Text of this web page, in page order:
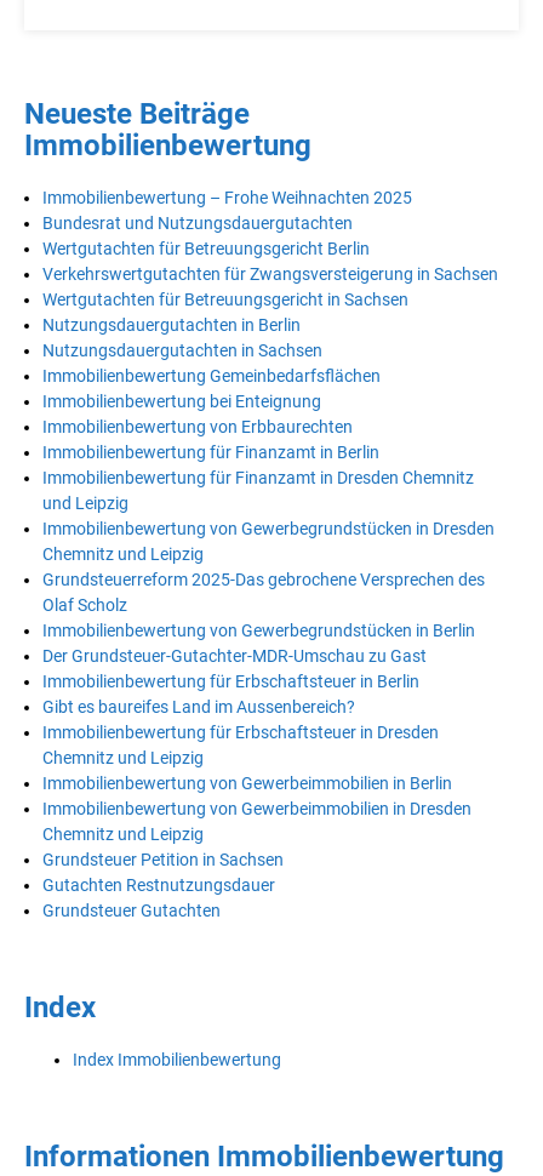
Neueste Beiträge
Immobilienbewertung
Immobilienbewertung – Frohe Weihnachten 2025
Bundesrat und Nutzungsdauergutachten
Wertgutachten für Betreuungsgericht Berlin
Verkehrswertgutachten für Zwangsversteigerung in Sachsen
Wertgutachten für Betreuungsgericht in Sachsen
Nutzungsdauergutachten in Berlin
Nutzungsdauergutachten in Sachsen
Immobilienbewertung Gemeinbedarfsflächen
Immobilienbewertung bei Enteignung
Immobilienbewertung von Erbbaurechten
Immobilienbewertung für Finanzamt in Berlin
Immobilienbewertung für Finanzamt in Dresden Chemnitz
und Leipzig
Immobilienbewertung von Gewerbegrundstücken in Dresden
Chemnitz und Leipzig
Grundsteuerreform 2025-Das gebrochene Versprechen des
Olaf Scholz
Immobilienbewertung von Gewerbegrundstücken in Berlin
Der Grundsteuer-Gutachter-MDR-Umschau zu Gast
Immobilienbewertung für Erbschaftsteuer in Berlin
Gibt es baureifes Land im Aussenbereich?
Immobilienbewertung für Erbschaftsteuer in Dresden
Chemnitz und Leipzig
Immobilienbewertung von Gewerbeimmobilien in Berlin
Immobilienbewertung von Gewerbeimmobilien in Dresden
Chemnitz und Leipzig
Grundsteuer Petition in Sachsen
Gutachten Restnutzungsdauer
Grundsteuer Gutachten
Index
Index Immobilienbewertung
Informationen Immobilienbewertung